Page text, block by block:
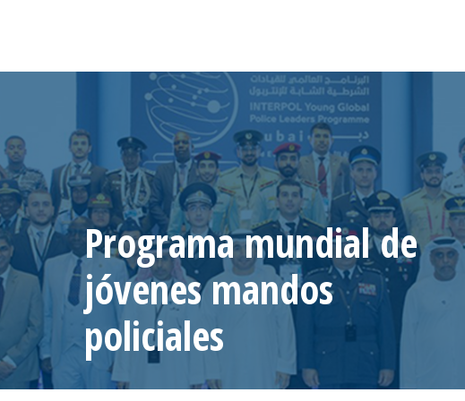
Programa mundial de
jóvenes mandos
policiales